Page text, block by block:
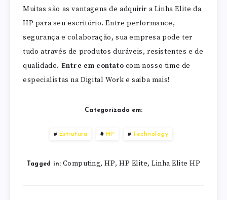
Muitas são as vantagens de adquirir a Linha Elite da
HP para seu escritório. Entre performance,
segurança e colaboração, sua empresa pode ter
tudo através de produtos duráveis, resistentes e de
qualidade. Entre em contato com nosso time de
especialistas na Digital Work e saiba mais!
Categorizado em:
Estrutura HP Technology
Tagged in: Computing,HP,HP Elite,Linha Elite HP